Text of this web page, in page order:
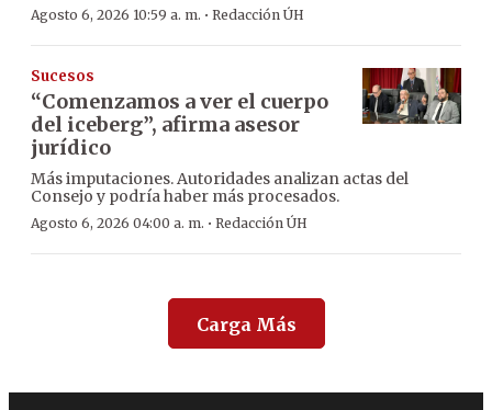
Agosto 6, 2026 10:59 a. m. · Redacción ÚH
Sucesos
“Comenzamos a ver el cuerpo
del iceberg”, afirma asesor
jurídico
Más imputaciones. Autoridades analizan actas del
Consejo y podría haber más procesados.
Agosto 6, 2026 04:00 a. m. · Redacción ÚH
Carga Más